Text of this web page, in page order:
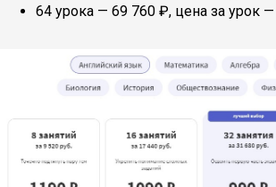
64 урока — 69 760 ₽, цена за урок